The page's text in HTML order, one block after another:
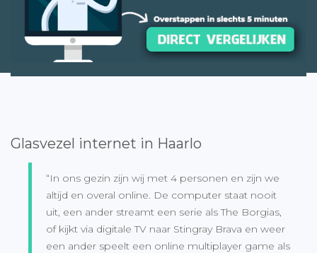
Glasvezel internet in Haarlo
“In ons gezin zijn wij met 4 personen en zijn we
altijd en overal online. De computer staat nooit
uit, een ander streamt een serie als The Borgias,
of kijkt via digitale TV naar Stingray Brava en weer
een ander speelt een online multiplayer game als